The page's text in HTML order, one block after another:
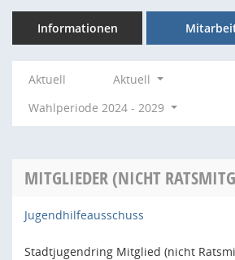
Informationen
Aktuell
Aktuell
Wahlperiode 2024 - 2029
MITGLIEDER (NICHT
Jugendhilfeausschuss
Stadtjugendring Mitglied (nicht